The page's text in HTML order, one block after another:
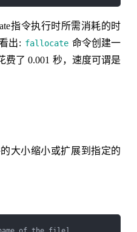
指令执行时所需消耗的时
出: fallocate 命令创建一
费了 0.001 秒，速度可谓是
大小缩小或扩展到指定的